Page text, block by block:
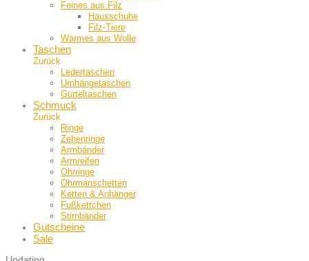
Feines aus Filz
Hausschuhe
Filz-Tiere
Warmes aus Wolle
Taschen
Zurück
Ledertaschen
Umhängetaschen
Gürteltaschen
Schmuck
Zurück
Ringe
Zehenringe
Armbänder
Armreifen
Ohrringe
Ohrmanschetten
Ketten & Anhänger
Fußkettchen
Stirnbänder
Gutscheine
Sale